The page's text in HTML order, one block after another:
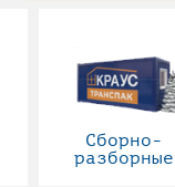
Сборно-
разборные